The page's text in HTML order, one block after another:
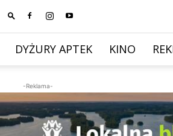
DYŻURY APTEK KINO
-Reklama-